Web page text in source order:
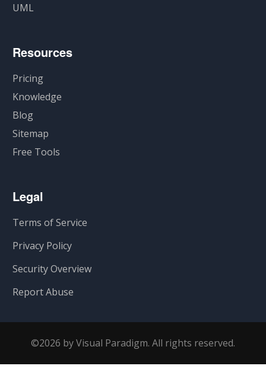
UML
Resources
Pricing
Knowledge
Blog
Sitemap
Free Tools
Legal
Terms of Service
Privacy Policy
Security Overview
Report Abuse
©2026 by Visual Paradigm. All rights reserved.